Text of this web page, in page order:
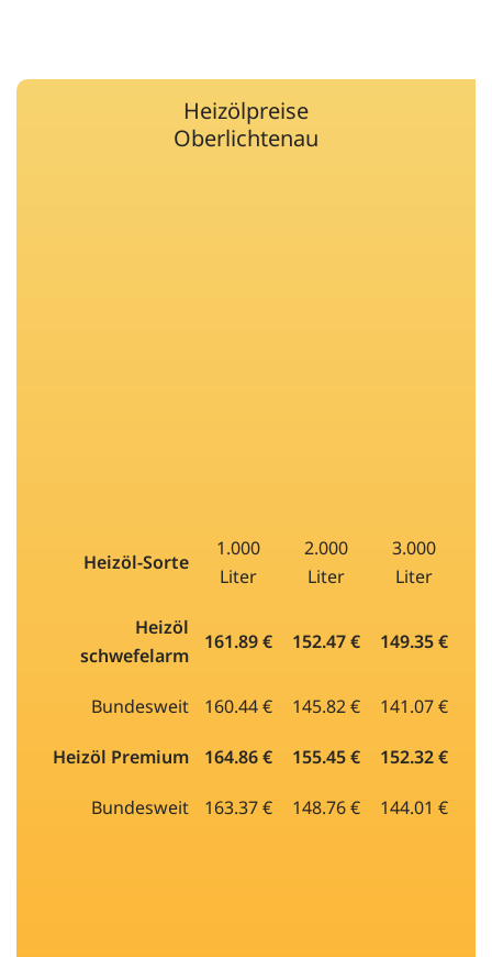
Heizölpreise
Oberlichtenau
Heizöl-Sorte
1.000
Liter
2.000
Liter
3.000
Liter
Heizöl
schwefelarm
161.89 € 152.47 € 149.35 €
Bundesweit 160.44 € 145.82 € 141.07 €
Heizöl Premium 164.86 € 155.45 € 152.32 €
Bundesweit 163.37 € 148.76 € 144.01 €